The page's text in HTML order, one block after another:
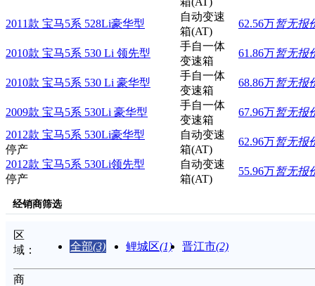
2011款 宝马5系 528Li豪华型
自动变速
箱(AT)
62.56万暂无报
2010款 宝马5系 530 Li 领先型
手自一体
变速箱
61.86万暂无报
2010款 宝马5系 530 Li 豪华型
手自一体
变速箱
68.86万暂无报
2009款 宝马5系 530Li 豪华型
手自一体
变速箱
67.96万暂无报
2012款 宝马5系 530Li豪华型
停产
自动变速
箱(AT)
62.96万暂无报
2012款 宝马5系 530Li领先型
停产
自动变速
箱(AT)
55.96万暂无报
经销商筛选
区
域：
全部(3) 鲤城区(1) 晋江市(2)
商